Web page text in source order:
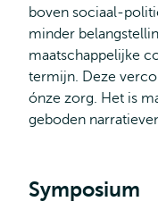
boven sociaal-
minder
maatschappelijke
termijn. Deze
ónze zorg. Het is
geboden
Symposium